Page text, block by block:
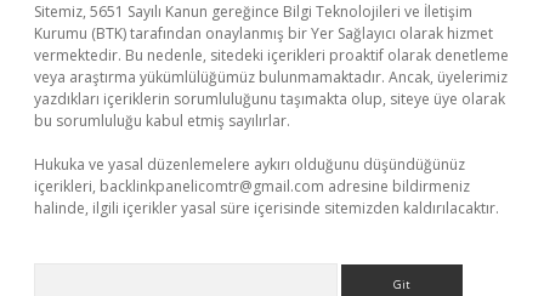
Sitemiz, 5651 Sayılı Kanun gereğince Bilgi Teknolojileri ve İletişim
Kurumu (BTK) tarafından onaylanmış bir Yer Sağlayıcı olarak hizmet
vermektedir. Bu nedenle, sitedeki içerikleri proaktif olarak denetleme
veya araştırma yükümlülüğümüz bulunmamaktadır. Ancak, üyelerimiz
yazdıkları içeriklerin sorumluluğunu taşımakta olup, siteye üye olarak
bu sorumluluğu kabul etmiş sayılırlar.
Hukuka ve yasal düzenlemelere aykırı olduğunu düşündüğünüz
içerikleri, backlinkpanelicomtr@gmail.com adresine bildirmeniz
halinde, ilgili içerikler yasal süre içerisinde sitemizden kaldırılacaktır.